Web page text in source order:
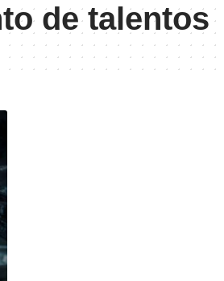
de talentos